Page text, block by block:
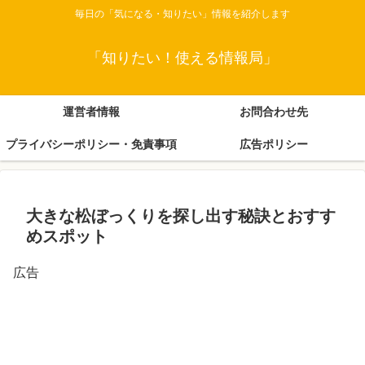
毎日の「気になる・知りたい」情報を紹介します
「知りたい！使える情報局」
運営者情報 お問合わせ先
プライバシーポリシー・免責事項 広告ポリシー
大きな松ぼっくりを探し出す秘訣とおすす
めスポット
広告